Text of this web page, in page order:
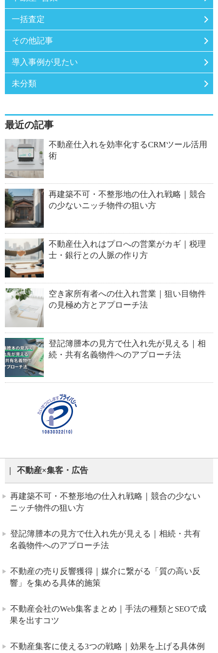
一括査定
その他記事
導入事例が見たい
未分類
最近の記事
不動産仕入れを効率化するCRMツール活用
術
再建築不可・不整形地の仕入れ戦略｜競合
の少ないニッチ物件の狙い方
不動産仕入れはプロへの営業がカギ｜税理
士・銀行との人脈の作り方
空き家所有者への仕入れ営業｜狙い目物件
の見極め方とアプローチ法
登記簿謄本の見方で仕入れ先が見える｜相
続・共有名義物件へのアプローチ法
不動産×集客・広告
再建築不可・不整形地の仕入れ戦略｜競合の少ない
ニッチ物件の狙い方
登記簿謄本の見方で仕入れ先が見える｜相続・共有
名義物件へのアプローチ法
不動産の売り反響獲得｜媒介に繋がる「質の高い反
響」を集める具体的施策
不動産会社のWeb集客まとめ｜手法の種類とSEOで成
果を出すコツ
不動産集客に使える3つの戦略｜効果を上げる具体例